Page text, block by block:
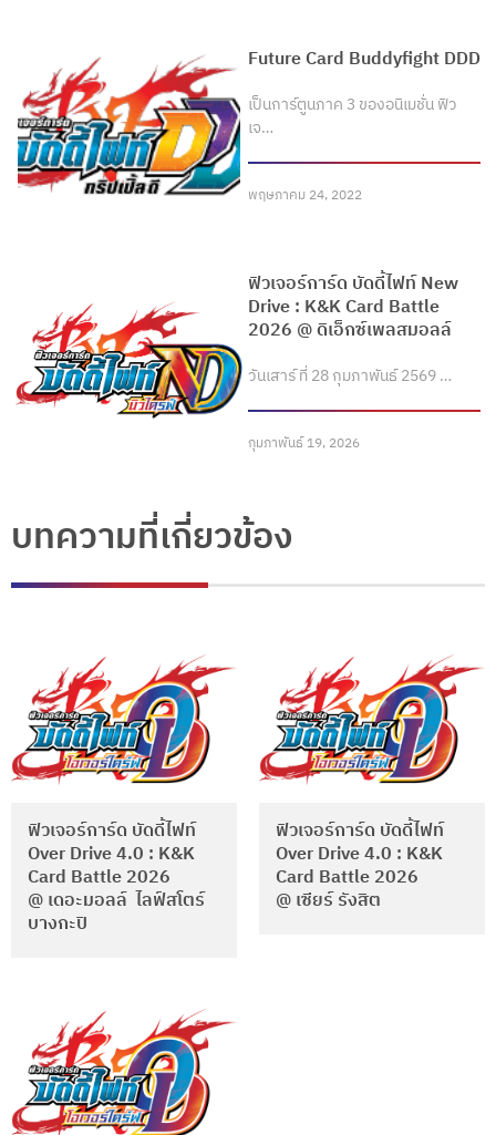
Future Card Buddyfight DDD
เป็นการ์ตูนภาค 3 ของอนิเมชั่น ฟิว
เจ…
พฤษภาคม 24, 2022
ฟิวเจอร์การ์ด บัดดี้ไฟท์ New
Drive : K&K Card Battle
2026 @ ดิเอ็กซ์เพลสมอลล์
วันเสาร์ ที่ 28 กุมภาพันธ์ 2569 …
กุมภาพันธ์ 19, 2026
บทความที่เกี่ยวข้อง
ฟิวเจอร์การ์ด บัดดี้ไฟท์
Over Drive 4.0 : K&K
Card Battle 2026
@ เดอะมอลล์ ไลฟ์สโตร์
บางกะปิ
ฟิวเจอร์การ์ด บัดดี้ไฟท์
Over Drive 4.0 : K&K
Card Battle 2026
@ เซียร์ รังสิต